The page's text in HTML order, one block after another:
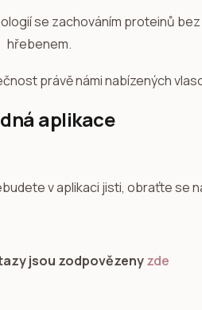
se zachováním proteinů
hřebenem.
právě námi nabízených
aplikace
v aplikaci jisti, obraťte se
jsou zodpovězenyzde